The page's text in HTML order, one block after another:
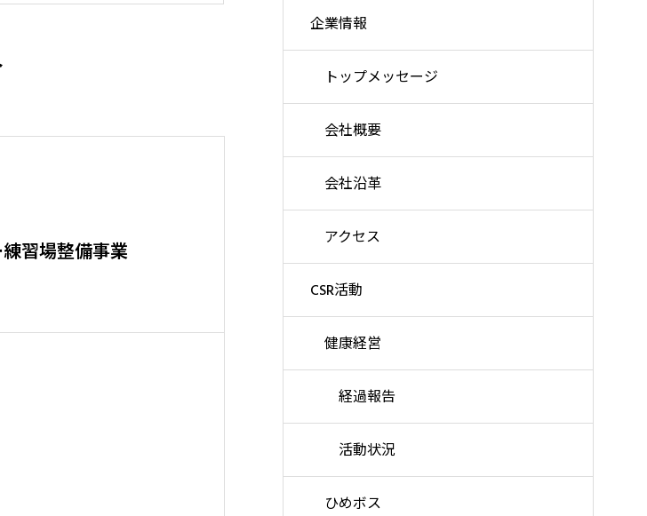
習場整備事業
企業情報
トップメッセージ
会社概要
会社沿革
アクセス
CSR活動
健康経営
経過報告
活動状況
ひめボス